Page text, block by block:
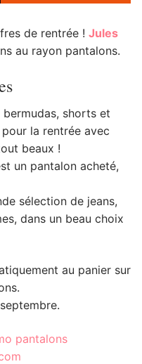
de rentrée ! Jules
au rayon pantalons.
bermudas, shorts et
la rentrée avec
beaux !
un pantalon acheté,
sélection de jeans,
dans un beau choix
au panier sur
pantalons